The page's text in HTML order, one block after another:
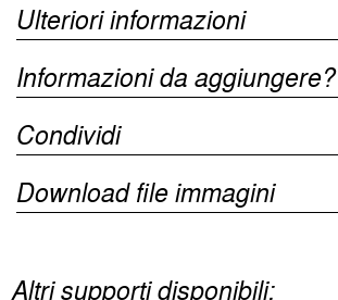
Ulteriori informazioni
Informazioni da aggiungere?
Condividi
Download file immagini
Altri supporti disponibili: